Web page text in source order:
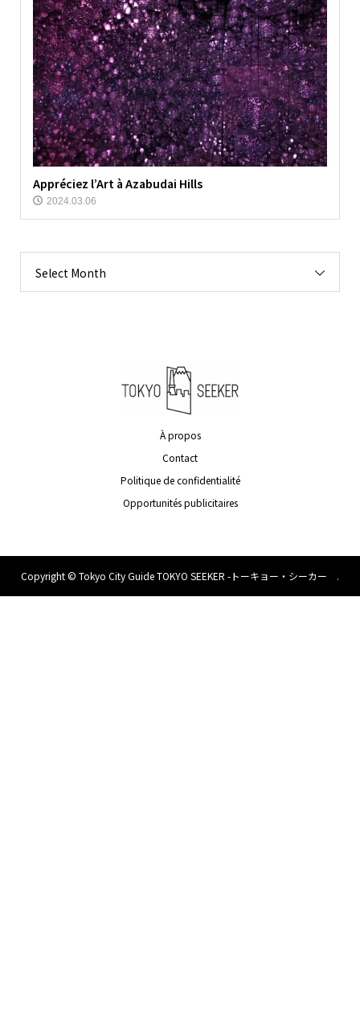
Appréciez l’Art à Azabudai Hills
2024.03.06
Select Month
À propos
Contact
Politique de confidentialité
Opportunités publicitaires
Copyright © Tokyo City Guide TOKYO SEEKER -トーキョー・シーカー .